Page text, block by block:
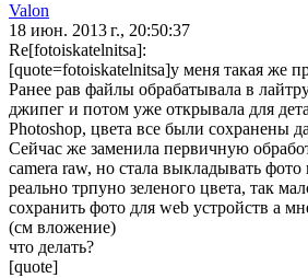
Valon
18 июн. 2013 г., 20:50:37
Re[fotoiskatelnitsa]:
[quote=fotoiskatelnitsa]у меня такая же
Ранее рав файлы обрабатывала в
джипег и потом уже открывала для
Photoshop, цвета все были сохранены
Сейчас же заменила первичную
camera raw, но стала выкладывать
реально трпуно зеленого цвета, так
сохранить фото для web устройств а
(см вложение)
что делать?
[quote]